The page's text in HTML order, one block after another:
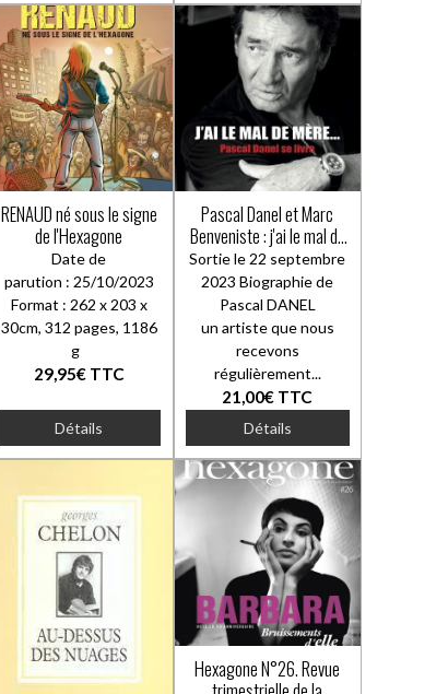
RENAUD né sous le signe
de l'Hexagone
Date de
parution : 25/10/2023
Format : 262 x 203 x
30cm, 312 pages, 1186
g
29,95€ TTC
Détails
Pascal Danel et Marc
Benveniste : j'ai le mal de
mère
Sortie le 22 septembre
2023 Biographie de
Pascal DANEL
un artiste que nous
recevons
régulièrement...
21,00€ TTC
Détails
Hexagone N°26. Revue